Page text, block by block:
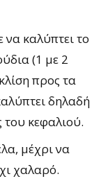
να καλύπτει το
(1 με 2
προς τα
δηλαδή
του κεφαλιού.
μέχρι να
χαλαρό.